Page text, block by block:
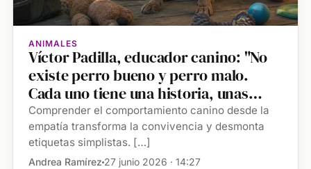
ANIMALES
Víctor Padilla, educador canino: "No
existe perro bueno y perro malo.
Cada uno tiene una historia, unas
experiencias previas, unas
capacidades determinadas y una
mochila emocional diferente"
Comprender el comportamiento canino desde la
empatía transforma la convivencia y desmonta
etiquetas simplistas. […]
Andrea Ramírez 27 junio 2026 · 14:27